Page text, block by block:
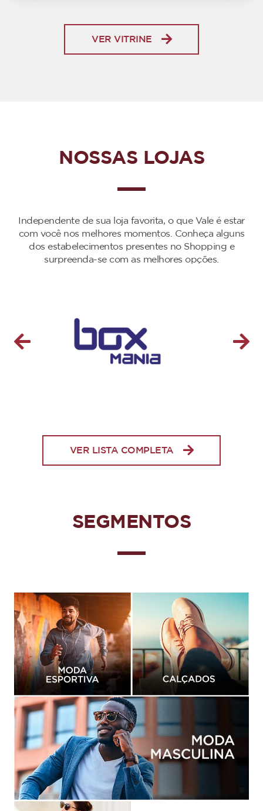
VER VITRINE
NOSSAS LOJAS
Independente de sua loja favorita, o que Vale é estar
com você nos melhores momentos. Conheça alguns
dos estabelecimentos presentes no Shopping e
surpreenda-se com as melhores opções.
VER LISTA COMPLETA
SEGMENTOS